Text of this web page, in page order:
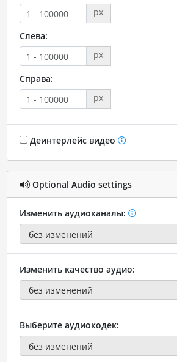
px
Слева:
px
Справа:
px
Деинтерлейс видео
Optional Audio settings
Изменить аудиоканалы:
Изменить качество аудио:
Выберите аудиокодек: